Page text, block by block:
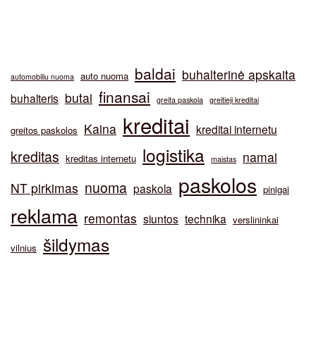
automobiliu nuoma auto nuoma baldai buhalterinė apskaita
buhalteris butai finansai greita paskola greitieji kreditai
greitos paskolos Kaina kreditai kreditai internetu
kreditas kreditas internetu logistika maistas
namai
NT pirkimas nuoma paskola paskolos pinigai
reklama remontas siuntos technika verslininkai
vilnius šildymas